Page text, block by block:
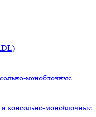
моноблочные
консольно-моноблочные